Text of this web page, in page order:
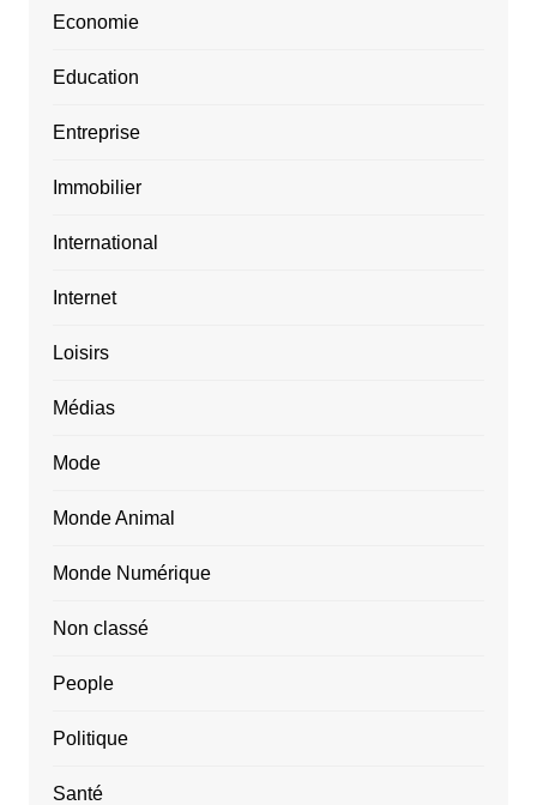
Economie
Education
Entreprise
Immobilier
International
Internet
Loisirs
Médias
Mode
Monde Animal
Monde Numérique
Non classé
People
Politique
Santé